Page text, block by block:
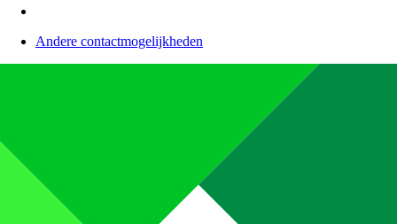
Andere contactmogelijkheden